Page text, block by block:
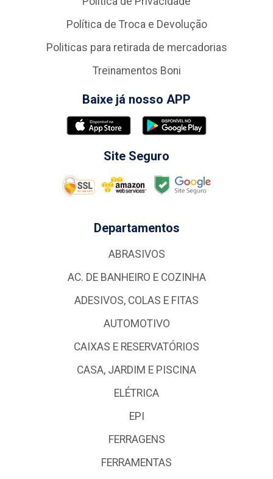
Política de Troca e Devolução
Politicas para retirada de mercadorias
Treinamentos Boni
Baixe já nosso APP
Site Seguro
Departamentos
ABRASIVOS
AC. DE BANHEIRO E COZINHA
ADESIVOS, COLAS E FITAS
AUTOMOTIVO
CAIXAS E RESERVATÓRIOS
CASA, JARDIM E PISCINA
ELÉTRICA
EPI
FERRAGENS
FERRAMENTAS